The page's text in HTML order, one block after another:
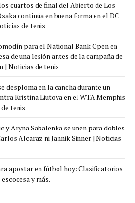
cuartos de final del Abierto de Los
continúa en buena forma en el DC
de tenis
para el National Bank Open en
de una lesión antes de la campaña de
| Noticias de tenis
desploma en la cancha durante un
Kristina Liutova en el WTA Memphis
tenis
y Aryna Sabalenka se unen para dobles
Alcaraz ni Jannik Sinner | Noticias
apostar en fútbol hoy: Clasificatorios
y más.